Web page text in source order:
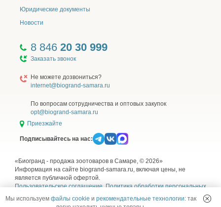
Юридические документы
Новости
8 846 20 30 999
Заказать звонок
Не можете дозвониться?
internet@biogrand-samara.ru
По вопросам сотрудничества и оптовых закупок
opt@biogrand-samara.ru
Приезжайте
Подписывайтесь на нас:
«Биогранд - продажа зоотоваров в Самаре, © 2026»
Информация на сайте biogrand-samara.ru, включая цены, не
является публичной офертой.
Пользовательское соглашение,Политика обработки персональных
Согласие на обработку персональных данных
использования рекомендательных технологий
Мы используем файлы cookie и рекомендательные технологии: так